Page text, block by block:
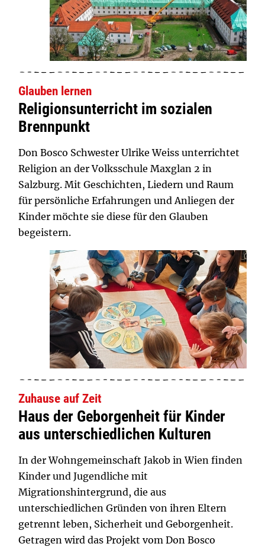
Glauben lernen
Religionsunterricht im sozialen
Brennpunkt
Don Bosco Schwester Ulrike Weiss unterrichtet
Religion an der Volksschule Maxglan 2 in
Salzburg. Mit Geschichten, Liedern und Raum
für persönliche Erfahrungen und Anliegen der
Kinder möchte sie diese für den Glauben
begeistern.
Zuhause auf Zeit
Haus der Geborgenheit für Kinder
aus unterschiedlichen Kulturen
In der Wohngemeinschaft Jakob in Wien finden
Kinder und Jugendliche mit
Migrationshintergrund, die aus
unterschiedlichen Gründen von ihren Eltern
getrennt leben, Sicherheit und Geborgenheit.
Getragen wird das Projekt vom Don Bosco